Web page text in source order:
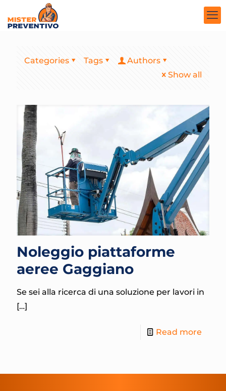
Categories Tags
Authors
Show all
Noleggio piattaforme
aeree Gaggiano
Se sei alla ricerca di una soluzione per lavori in
[…]
Read more